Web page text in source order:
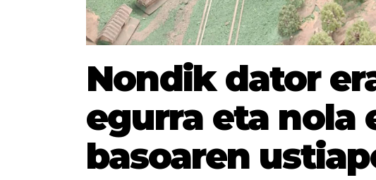
Nondik dator
egurra eta nola
basoaren